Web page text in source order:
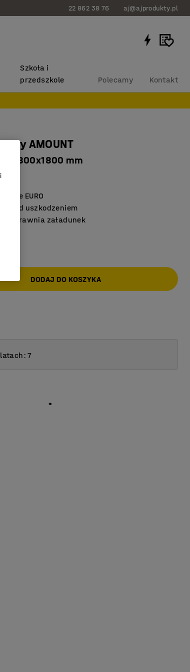
22 862 38 76 aj@ajprodukty.pl
Szkoła i
przedszkole
Polecamy Kontakt
AMOUNT
mm
EURO
przed uszkodzeniem
usprawnia załadunek
DODAJ DO KOSZYKA
7